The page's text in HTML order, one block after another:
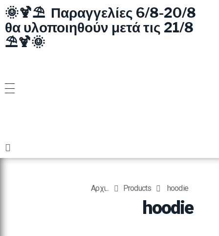
🌞🍹⛱️ Παραγγελίες 6/8-20/8
θα υλοποιηθούν μετά τις 21/8
⛱️🍹🌞
Αρχι... Products hoodie
hoodie